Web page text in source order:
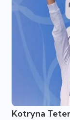
Kotryna